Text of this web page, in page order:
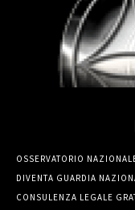
OSSERVATORIO
DIVENTA GUARDIA
CONSULENZA LEGALE